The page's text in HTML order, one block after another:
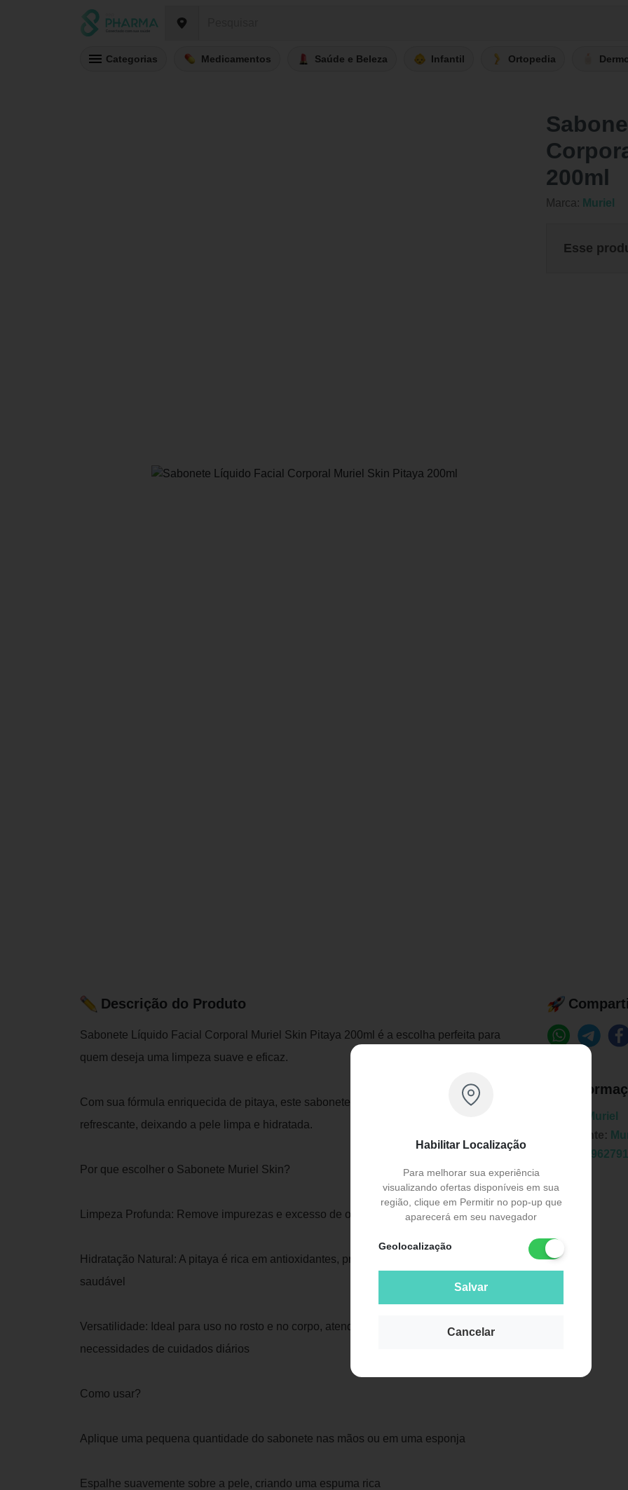
Categorias Medicamentos Saúde e Beleza Infantil Ortopedia
Habilitar Localização
Para melhorar sua experiência
visualizando ofertas disponíveis em sua
região, clique em Permitir no pop-up que
aparecerá em seu navegador
Geolocalização
Salvar
Cancelar
200ml
Marca: Muriel
Esse
Descrição do Produto
Sabonete Líquido Facial Corporal Muriel Skin Pitaya 200ml é a escolha perfeita para
quem deseja uma limpeza suave e eficaz.
Com sua fórmula enriquecida de pitaya, este sabonete proporciona uma experiência
refrescante, deixando a pele limpa e hidratada.
Por que escolher o Sabonete Muriel Skin?
Limpeza Profunda: Remove impurezas e excesso de oleosidade, revitalizando a pele
Hidratação Natural: A pitaya é rica em antioxidantes, promovendo uma pele macia e
saudável
Versatilidade: Ideal para uso no rosto e no corpo, atendendo a todas as suas
necessidades de cuidados diários
Como usar?
Aplique uma pequena quantidade do sabonete nas mãos ou em uma esponja
Espalhe suavemente sobre a pele, criando uma espuma rica
Muriel
Fabricante: